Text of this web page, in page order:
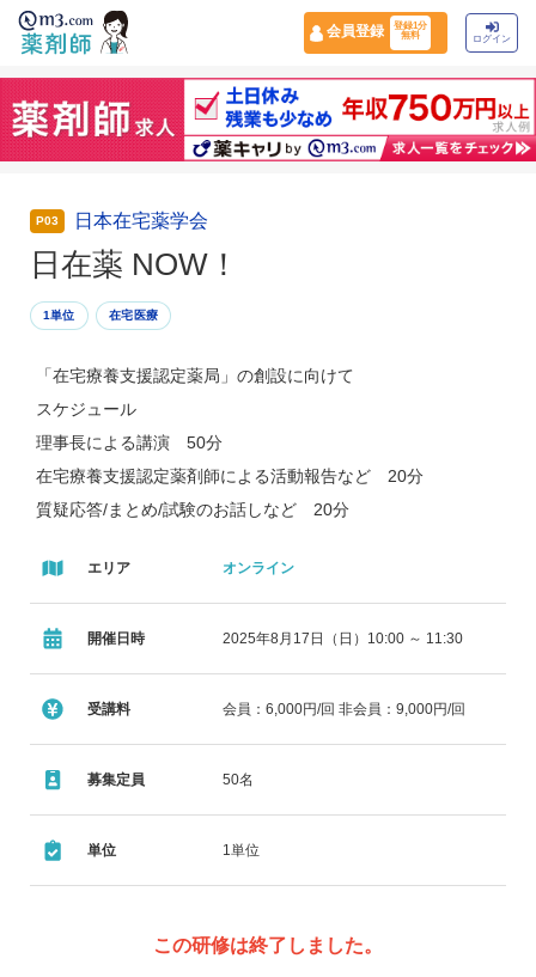
会員登録
登録1分
無料
ログイン
P03 日本在宅薬学会
日在薬 NOW！
1単位 在宅医療
「在宅療養支援認定薬局」の創設に向けて
スケジュール
理事長による講演 50分
在宅療養支援認定薬剤師による活動報告など 20分
質疑応答/まとめ/試験のお話しなど 20分
エリア オンライン
開催日時 2025年8月17日（日）10:00 ～ 11:30
受講料 会員：6,000円/回 非会員：9,000円/回
募集定員 50名
単位 1単位
この研修は終了しました。